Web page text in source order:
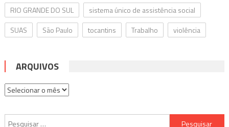
RIO GRANDE DO SUL
sistema único de assistência social
SUAS
São Paulo tocantins Trabalho violência
ARQUIVOS
Arquivos
Pesquisar